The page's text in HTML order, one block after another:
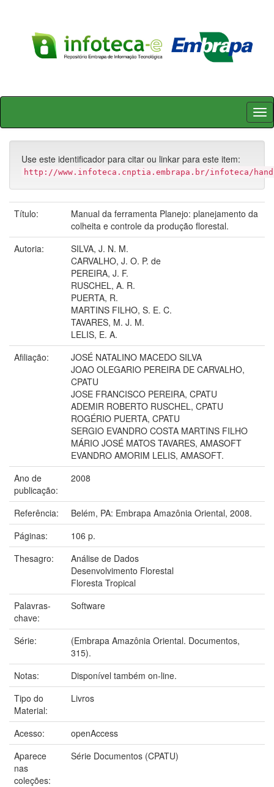
Skip
Use este identificador para citar ou linkar para este item:
http://www.infoteca.cnptia.embrapa.br/infoteca/
Título:
Manual da ferramenta Planejo: planejamento da
colheita e controle da produção florestal.
Autoria:
SILVA, J. N. M.
CARVALHO, J. O. P. de
PEREIRA, J. F.
RUSCHEL, A. R.
PUERTA, R.
MARTINS FILHO, S. E. C.
TAVARES, M. J. M.
LELIS, E. A.
Afiliação:
JOSÉ NATALINO MACEDO SILVA
JOAO OLEGARIO PEREIRA DE CARVALHO,
CPATU
JOSE FRANCISCO PEREIRA, CPATU
ADEMIR ROBERTO RUSCHEL, CPATU
ROGÉRIO PUERTA, CPATU
SERGIO EVANDRO COSTA MARTINS FILHO
MÁRIO JOSÉ MATOS TAVARES, AMASOFT
EVANDRO AMORIM LELIS, AMASOFT.
Ano de
publicação:
2008
Referência:
Belém, PA: Embrapa Amazônia Oriental, 2008.
Páginas:
106 p.
Thesagro:
Análise de Dados
Desenvolvimento Florestal
Floresta Tropical
Palavras-
chave:
Software
Série:
(Embrapa Amazônia Oriental. Documentos,
315).
Notas:
Disponível também on-line.
Tipo do
Material:
Livros
Acesso:
openAccess
Aparece
nas
coleções:
Série Documentos (CPATU)